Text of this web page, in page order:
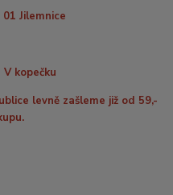
Jilemnice
kopečku
levně zašleme již od 59,-